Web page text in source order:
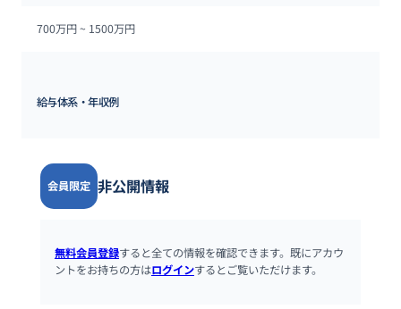
700万円 ~ 1500万円
給与体系・年収例
会員限定 非公開情報
無料会員登録すると全ての情報を確認できます。既にアカウ
ントをお持ちの方はログインするとご覧いただけます。